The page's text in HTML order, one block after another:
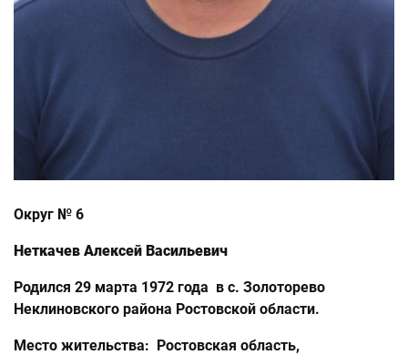
Округ № 6
Неткачев Алексей Васильевич
Родился 29 марта 1972 года в с. Золоторево
Неклиновского района Ростовской области.
Место жительства: Ростовская область,